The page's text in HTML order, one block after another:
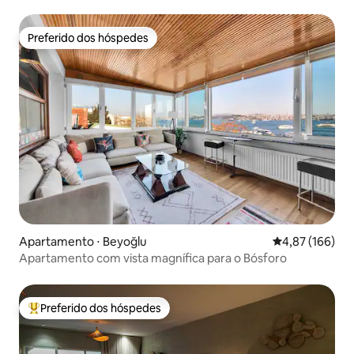
Preferido dos hóspedes
Preferido dos hóspedes
Apartamento ⋅ Beyoğlu 4,87 de uma
4,87 (166)
Apartamento com vista magnífica para o Bósforo
Entre os melhores preferidos dos hóspedes
Preferido dos hóspedes